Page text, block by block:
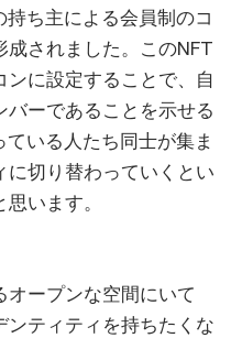
ち主による会員制のコ
成されました。このNFT
ンに設定することで、自
ーであることを示せる
いる人たち同士が集ま
に切り替わっていくとい
います。
ープンな空間にいて
ンティティを持ちたくな